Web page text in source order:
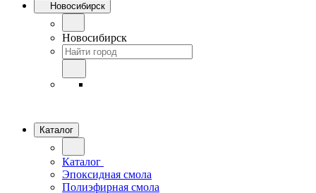
Новосибирск
Новосибирск
Каталог
Каталог
Эпоксидная смола
Полиэфирная смола